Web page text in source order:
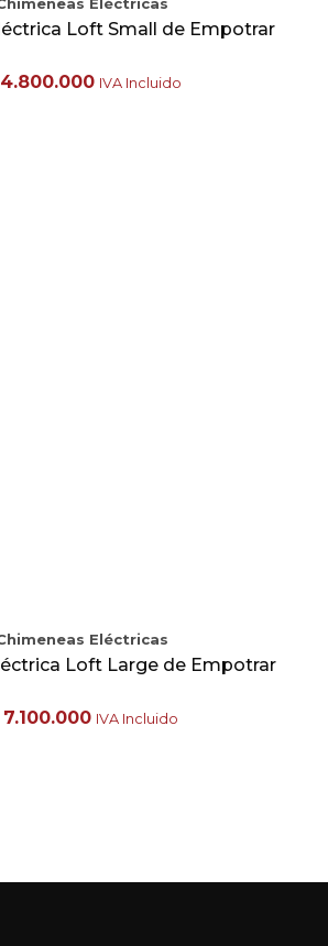
Loft Small de Empotrar
4.800.000 IVA Incluido
Eléctricas
Loft Large de Empotrar
7.100.000 IVA Incluido